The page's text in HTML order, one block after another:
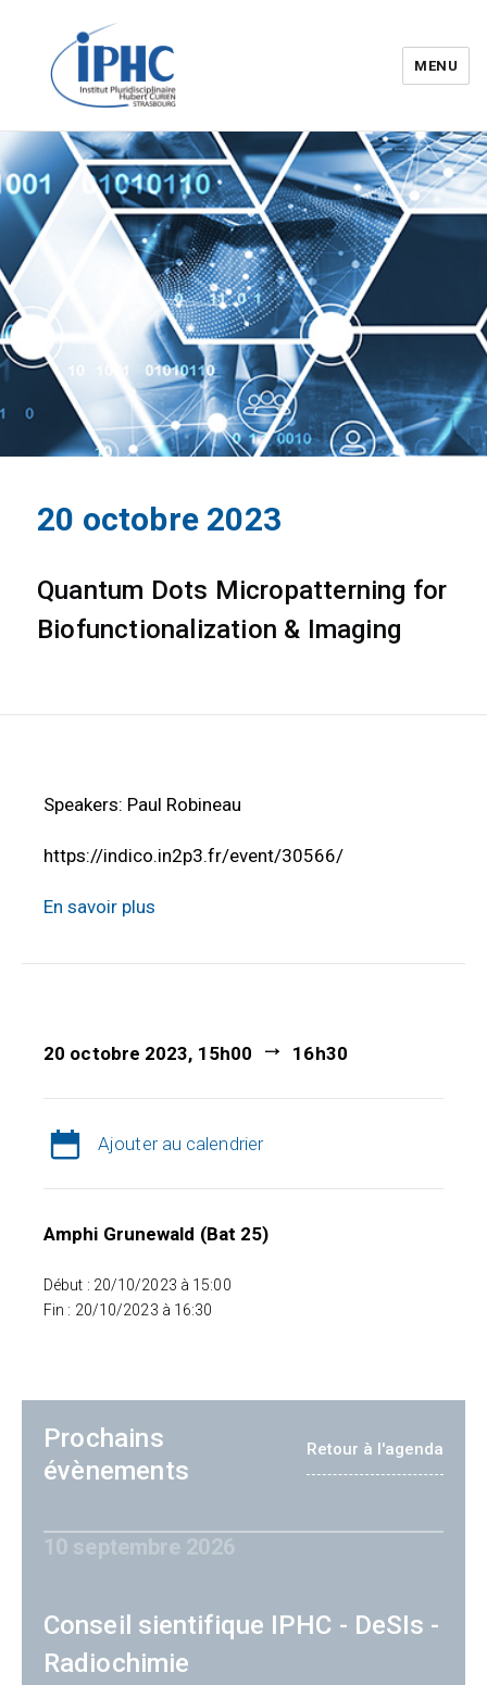
Institut pluridisciplinaire Hubert
Curien – IPHC
MENU
20 octobre 2023
Quantum Dots Micropatterning for
Biofunctionalization & Imaging
Speakers: Paul Robineau
https://indico.in2p3.fr/event/30566/
En savoir plus
20 octobre 2023, 15h00 16h30
Ajouter au calendrier
Amphi Grunewald (Bat 25)
Début : 20/10/2023 à 15:00
Fin : 20/10/2023 à 16:30
Prochains
évènements
Retour à l'agenda
10 septembre 2026
Conseil sientifique IPHC - DeSIs -
Radiochimie